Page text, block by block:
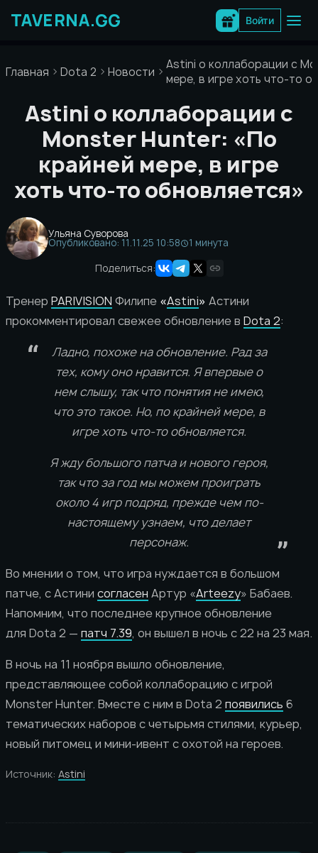
содержимому
Войти
Главная Dota 2 Новости
Astini о коллаборации с
мере, в игре хоть что-то
Astini о коллаборации с
Monster Hunter: «По
крайней мере, в игре
хоть что-то обновляется»
Ульяна Суворова
Опубликовано: 11.11.25 10:58
1 минута
Поделиться:
Тренер PARIVISION Филипе «Astini» Астини
прокомментировал свежее обновление в Dota 2:
Ладно, похоже на обновление. Рад за
тех, кому оно нравится. Я впервые о
нем слышу, так что понятия не имею,
что это такое. Но, по крайней мере, в
игре хоть что-то обновляется.
Я жду большого патча и нового героя,
так что за год мы можем проиграть
около 4 игр подряд, прежде чем по-
настоящему узнаем, что делает
персонаж.
Во мнении о том, что игра нуждается в большом
патче, с Астини согласен Артур «Arteezy» Бабаев.
Напомним, что последнее крупное обновление
для Dota 2 — патч 7.39, он вышел в ночь с 22 на 23 мая.
В ночь на 11 ноября вышло обновление,
представляющее собой коллаборацию с игрой
Monster Hunter. Вместе с ним в Dota 2 появились 6
тематических наборов с четырьмя стилями, курьер,
новый питомец и мини-ивент с охотой на героев.
Источник: Astini